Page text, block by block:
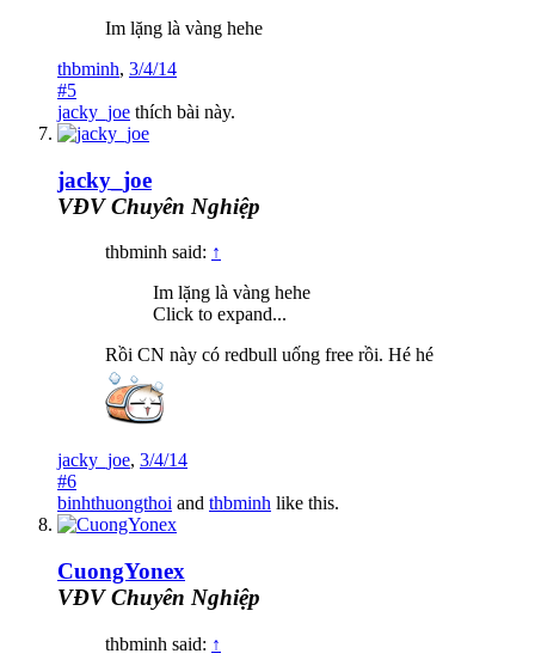
Im lặng là vàng hehe
thbminh, 3/4/14
#5
jacky_joe thích bài này.
jacky_joe
VĐV Chuyên Nghiệp
thbminh said: ↑
Im lặng là vàng hehe
Click to expand...
Rồi CN này có redbull uống free rồi. Hé hé
jacky_joe, 3/4/14
#6
binhthuongthoi and thbminh like this.
CuongYonex
VĐV Chuyên Nghiệp
thbminh said: ↑